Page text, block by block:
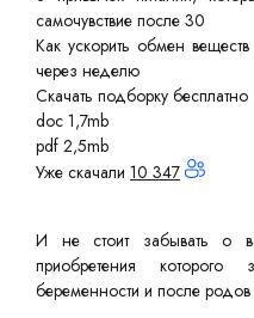
самочувствие после 30
Как ускорить обмен
через неделю
Скачать подборку бесплатно
doc 1,7mb
pdf 2,5mb
Уже скачали 10 347
И не стоит забывать о
приобретения которого
беременности и после родов